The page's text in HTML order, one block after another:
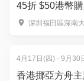
45折 $50港幣
熱門店 週末可
深圳福田區深南
4月17日(四) - 9月30
香港挪亞方舟